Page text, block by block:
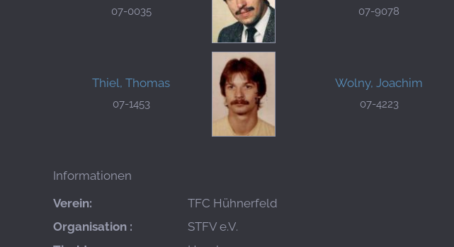
07-0035 07-9078
Thiel, Thomas
07-1453
Wolny, Joachim
07-4223
Informationen
Verein:
TFC Hühnerfeld
Organisation :
STFV e.V.